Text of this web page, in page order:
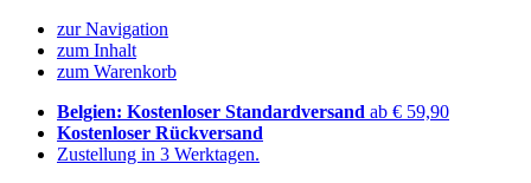
zur Navigation
zum Inhalt
zum Warenkorb
Belgien: Kostenloser Standardversand ab € 59,90
Kostenloser Rückversand
Zustellung in 3 Werktagen.